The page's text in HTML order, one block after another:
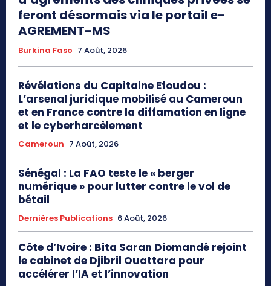
feront désormais via le portail e-
AGREMENT-MS
Burkina Faso 7 Août, 2026
Révélations du Capitaine Efoudou :
L’arsenal juridique mobilisé au Cameroun
et en France contre la diffamation en ligne
et le cyberharcèlement
Cameroun 7 Août, 2026
Sénégal : La FAO teste le « berger
numérique » pour lutter contre le vol de
bétail
Dernières Publications 6 Août, 2026
Côte d’Ivoire : Bita Saran Diomandé rejoint
le cabinet de Djibril Ouattara pour
accélérer l’IA et l’innovation